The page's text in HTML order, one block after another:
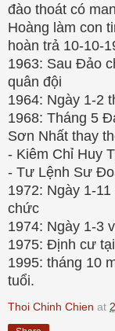
đào thoát có
Hoàng làm con
hoàn trả 10-10-
1963: Sau Đảo
quân đội
1964: Ngày 1-2
1968: Tháng 5
Sơn Nhất thay
- Kiêm Chỉ Huy
- Tư Lệnh Sư
1972: Ngày 1-
chức
1974: Ngày 1-3
1975: Định cư
1995: tháng 10
tuổi.
Thoi Chinh Chien at